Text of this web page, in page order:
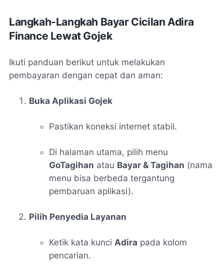
Langkah-Langkah Bayar Cicilan Adira
Finance Lewat Gojek
Ikuti panduan berikut untuk melakukan
pembayaran dengan cepat dan aman:
Buka Aplikasi Gojek
Pastikan koneksi internet stabil.
Di halaman utama, pilih menu
GoTagihan atau Bayar & Tagihan (nama
menu bisa berbeda tergantung
pembaruan aplikasi).
Pilih Penyedia Layanan
Ketik kata kunci Adira pada kolom
pencarian.